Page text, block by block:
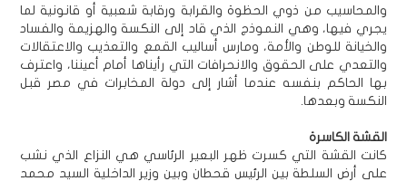
والمحاسيب من ذوي الحظوة والقرابة ورقابة شعبية أو قانونية لما
يجري فيها، وهي النموذج الذي قاد إلى النكسة والهزيمة والفساد
والخيانة للوطن والأمة، ومارس أساليب القمع والتعذيب والاعتقالات
والتعدي على الحقوق والانحرافات التي رأيناها أمام أعيننا، واعترف
بها الحاكم بنفسه عندما أشار إلى دولة المخابرات في مصر قبل
النكسة وبعدها.
القشة الكاسرة
كانت القشة التي كسرت ظهر البعير الرئاسي هي النزاع الذي نشب
على أرض السلطة بين الرئيس قحطان وبين وزير الداخلية السيد محمد